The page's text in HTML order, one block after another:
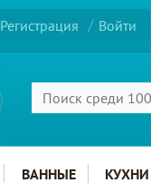
Регистрация Войти
ВАННЫЕ